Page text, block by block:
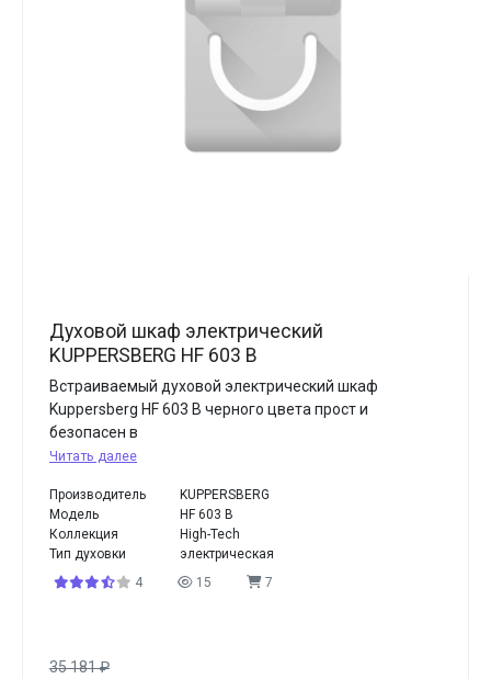
Духовой шкаф электрический
KUPPERSBERG HF 603 B
Встраиваемый духовой электрический шкаф
Kuppersberg HF 603 B черного цвета прост и
безопасен в
Читать далее
Производитель
KUPPERSBERG
Модель
HF 603 B
Коллекция
High-Tech
Тип духовки
электрическая
4
15 7
35 181₽